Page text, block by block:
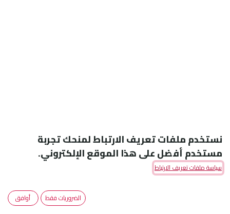
Amoun Pharmaceutical Co. S.A.E
نستخدم ملفات تعريف الارتباط لمنحك تجربة
مستخدم أفضل على هذا الموقع الإلكتروني.
سياسة ملفات تعريف الارتباط
الضروريات فقط أوافق